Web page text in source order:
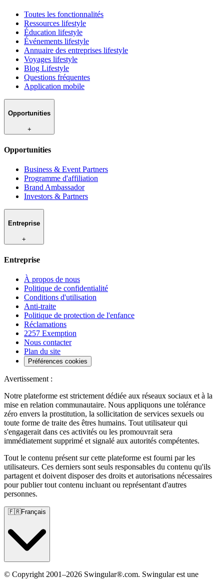
Toutes les fonctionnalités
Ressources lifestyle
Éducation lifestyle
Événements lifestyle
Annuaire des entreprises lifestyle
Voyages lifestyle
Blog Lifestyle
Questions fréquentes
Application mobile
Opportunities
+
Opportunities
Business & Event Partners
Programme d'affiliation
Brand Ambassador
Investors & Partners
Entreprise
+
Entreprise
À propos de nous
Politique de confidentialité
Conditions d'utilisation
Anti-traite
Politique de protection de l'enfance
Réclamations
2257 Exemption
Nous contacter
Plan du site
Préférences cookies
Avertissement :
Notre plateforme est strictement dédiée aux réseaux sociaux et à la
mise en relation communautaire. Nous appliquons une tolérance
zéro envers la prostitution, la sollicitation de services sexuels ou
toute forme de traite des êtres humains. Tout utilisateur qui
s'engagerait dans ces activités ou les promouvrait sera
immédiatement supprimé et signalé aux autorités compétentes.
Tout le contenu présent sur cette plateforme est fourni par les
utilisateurs. Ces derniers sont seuls responsables du contenu qu'ils
partagent et doivent disposer des droits et autorisations nécessaires
pour publier tout contenu incluant ou représentant d'autres
personnes.
🇫🇷Français
© Copyright 2001–2026 Swingular®.com. Swingular est une